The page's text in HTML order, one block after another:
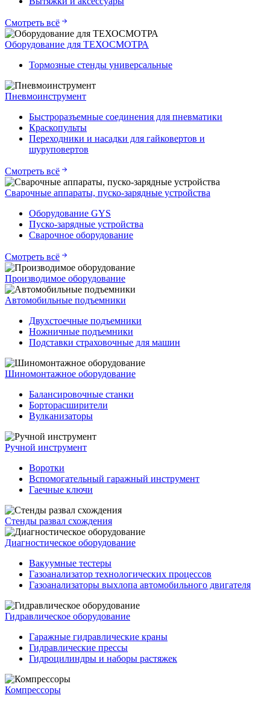
Смотреть всё
Оборудование для ТЕХОСМОТРА
Тормозные стенды универсальные
Пневмоинструмент
Быстроразъемные соединения для пневматики
Краскопульты
Переходники и насадки для гайковертов и
шуруповертов
Смотреть всё
Сварочные аппараты, пуско-зарядные устройства
Оборудование GYS
Пуско-зарядные устройства
Сварочное оборудование
Смотреть всё
Производимое оборудование
Автомобильные подъемники
Двухстоечные подъемники
Ножничные подъемники
Подставки страховочные для машин
Шиномонтажное оборудование
Балансировочные станки
Борторасширители
Вулканизаторы
Ручной инструмент
Воротки
Вспомогательный гаражный инструмент
Гаечные ключи
Стенды развал схождения
Диагностическое оборудование
Вакуумные тестеры
Газоанализатор технологических процессов
Газоанализаторы выхлопа автомобильного двигателя
Гидравлическое оборудование
Гаражные гидравлические краны
Гидравлические прессы
Гидроцилиндры и наборы растяжек
Компрессоры